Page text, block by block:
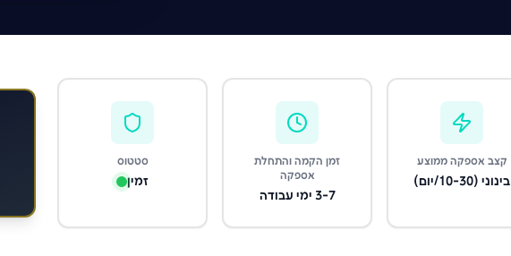
קצב אספקה ממוצע
בינוני (10-30/יום)
זמן הקמה והתחלת
אספקה
3-7 ימי עבודה
סטטוס
זמין